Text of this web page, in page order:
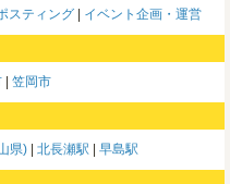
スティング イベント企画・運営
笠岡市
県) 北長瀬駅 早島駅